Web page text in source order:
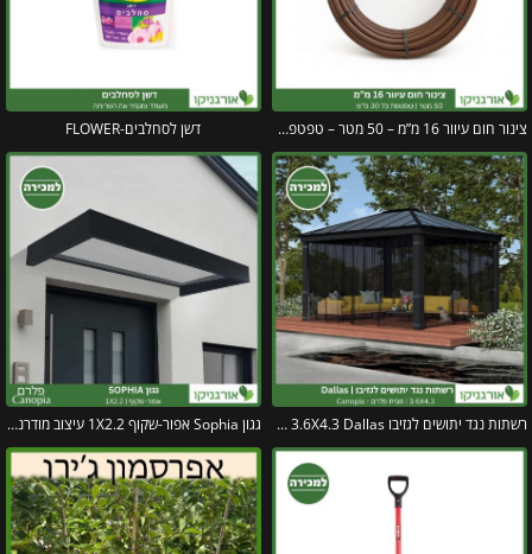
צינור חום עיוור 16 מ”מ – 50 מטר – טפטפת כל 30 ס"מ דשן לסחלבים-FLOWER
רשתות נגד יתושים לגזיבו 3.6X4.3 Dallas מבית פלרם – Canopia גגון Sophia אפור-שקוף 1X2.2 עיצוב מודרני מבית פלרם – Canopia